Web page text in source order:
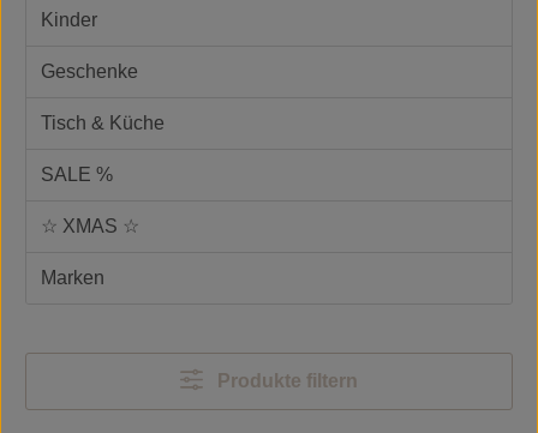
Kinder
Geschenke
Tisch & Küche
SALE %
☆ XMAS ☆
Marken
Produkte filtern